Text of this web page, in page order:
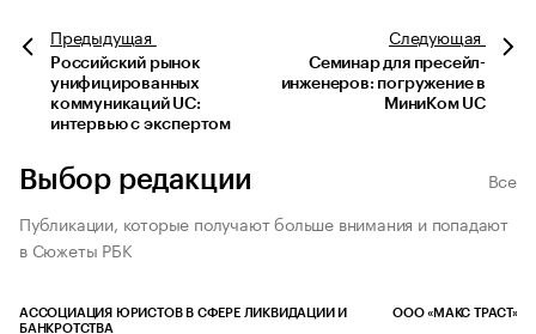
Предыдущая
Российский рынок
унифицированных
коммуникаций UC:
интервью с экспертом
Следующая
Семинар для пресейл-
инженеров: погружение в
МиниКом UC
Выбор редакции
Все
Публикации, которые получают больше внимания и попадают
в Сюжеты РБК
АССОЦИАЦИЯ ЮРИСТОВ В СФЕРЕ ЛИКВИДАЦИИ И
БАНКРОТСТВА
ООО «МАКС ТРАСТ»